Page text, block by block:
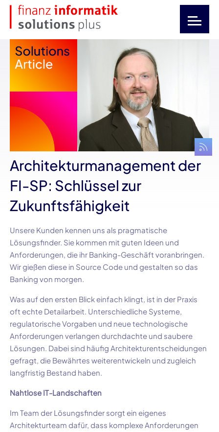
Architekturmanagement der
FI-SP: Schlüssel zur
Zukunftsfähigkeit
Unsere Kunden kennen uns als pragmatische
Lösungsfinder. Sie kommen mit guten Ideen und
Anforderungen, die ihr Banking-Geschäft voranbringen.
Wir gießen diese in Source Code und gestalten so das
Banking von morgen.
Was auf den ersten Blick einfach klingt, ist in der Praxis
oft echte Detailarbeit. Unterschiedliche Systeme,
regulatorische Vorgaben und neue technologische
Anforderungen verlangen durchdachte und saubere
Lösungen. Dabei sind häufig Architekturentscheidungen
gefragt, die Bewährtes weiterentwickeln und zugleich
langfristig Bestand haben.
Nahtlose IT-Landschaften
Im Team der Lösungsfinder sorgt ein eigenes
Architekturteam dafür, dass komplexe Anforderungen